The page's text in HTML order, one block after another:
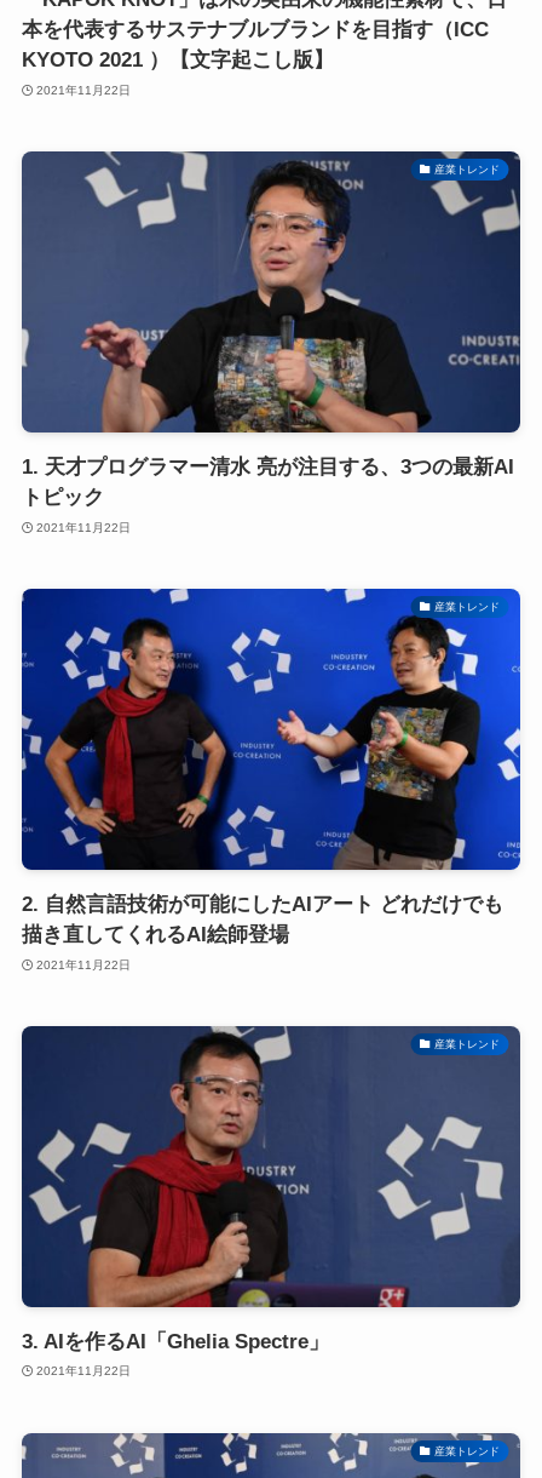
本を代表するサステナブルブランドを目指す（ICC
KYOTO 2021 ）【文字起こし版】
2021年11月22日
産業トレンド
1. 天才プログラマー清水 亮が注目する、3つの最新AI
トピック
2021年11月22日
産業トレンド
2. 自然言語技術が可能にしたAIアート どれだけでも
描き直してくれるAI絵師登場
2021年11月22日
産業トレンド
3. AIを作るAI「Ghelia Spectre」
2021年11月22日
産業トレンド